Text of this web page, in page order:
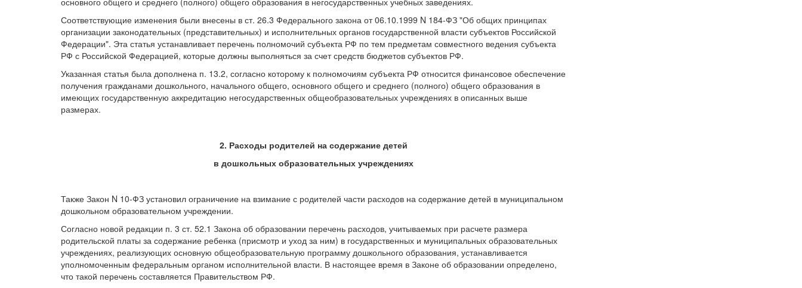
Соответствующие изменения были внесены в ст. 26.3 Федерального закона от 06.10.1999 N 184-ФЗ "Об общих принципах
организации законодательных (представительных) и исполнительных органов государственной власти субъектов Российской
Федерации". Эта статья устанавливает перечень полномочий субъекта РФ по тем предметам совместного ведения субъекта
РФ с Российской Федерацией, которые должны выполняться за счет средств бюджетов субъектов РФ.
Указанная статья была дополнена п. 13.2, согласно которому к полномочиям субъекта РФ относится финансовое обеспечение
получения гражданами дошкольного, начального общего, основного общего и среднего (полного) общего образования в
имеющих государственную аккредитацию негосударственных общеобразовательных учреждениях в описанных выше
размерах.
2. Расходы родителей на содержание детей
в дошкольных образовательных учреждениях
Также Закон N 10-ФЗ установил ограничение на взимание с родителей части расходов на содержание детей в муниципальном
дошкольном образовательном учреждении.
Согласно новой редакции п. 3 ст. 52.1 Закона об образовании перечень расходов, учитываемых при расчете размера
родительской платы за содержание ребенка (присмотр и уход за ним) в государственных и муниципальных образовательных
учреждениях, реализующих основную общеобразовательную программу дошкольного образования, устанавливается
уполномоченным федеральным органом исполнительной власти. В настоящее время в Законе об образовании определено,
что такой перечень составляется Правительством РФ.